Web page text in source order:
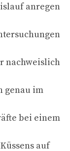
anregen
nachweislich
genau im
bei einem
auf